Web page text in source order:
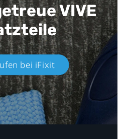
VIVE
bei iFixit​